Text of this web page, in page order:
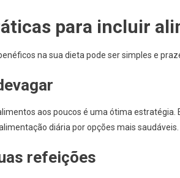
para incluir
na sua dieta pode ser simples e
aos poucos é uma ótima
diária por opções mais
refeições